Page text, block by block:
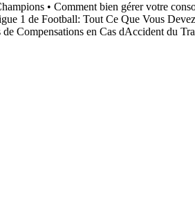
• Comment bien gérer votre
1 de Football: Tout Ce Que Vous
Compensations en Cas dAccident du